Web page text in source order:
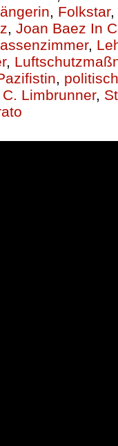
, Folkstar,
, Joan Baez In
,
,
,
Limbrunner,